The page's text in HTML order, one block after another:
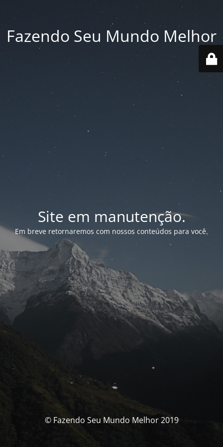
Fazendo Seu Mundo Melhor
Site em manutenção.
Em breve retornaremos com nossos conteúdos para você.
© Fazendo Seu Mundo Melhor 2019